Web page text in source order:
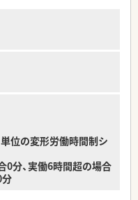
円滑なコミュニケーション
れます！
師や事務スタッフと協力しな
域医療の拠点で、多くの患者
ります。
気持ちよく日々の業務に取り
位の変形労働時間制シ
分、実働6時間超の場合
分